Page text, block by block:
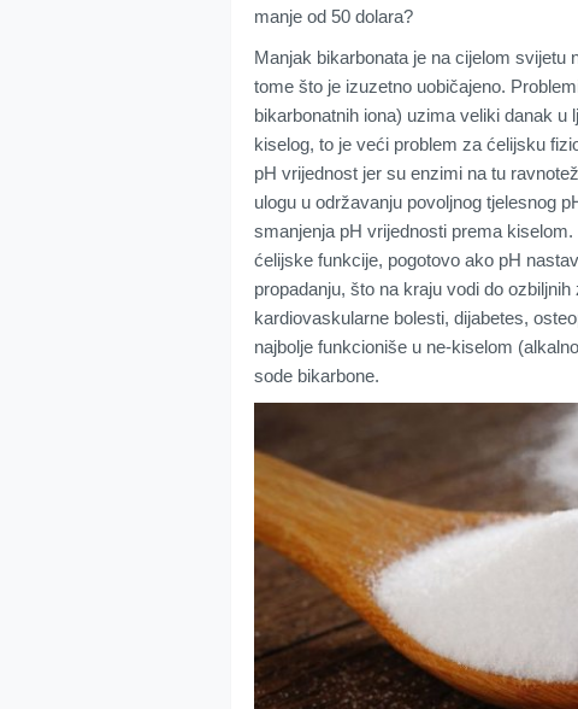
manje od 50 dolara?
Manjak bikarbonata je na cijelom svijetu
tome što je izuzetno uobičajeno.
bikarbonatnih iona) uzima veliki danak
kiselog, to je veći problem za ćelijsku
pH vrijednost jer su enzimi na tu
ulogu u održavanju povoljnog tjelesnog
smanjenja pH vrijednosti prema
ćelijske funkcije, pogotovo ako pH
propadanju, što na kraju vodi do
kardiovaskularne bolesti, dijabetes,
najbolje funkcioniše u ne-kiselom
sode bikarbone.